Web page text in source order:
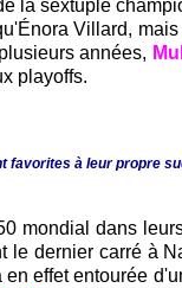
la sextuple
Villard,
années,
playoffs.
favorites à leur propre
mondial dans
le dernier carré à
effet entourée